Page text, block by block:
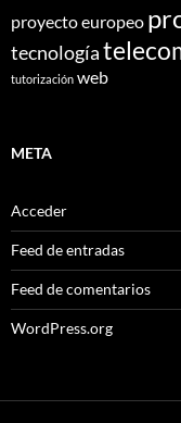
proyecto europeo
tecnología
tutorización web
META
Acceder
Feed de entradas
Feed de comentarios
WordPress.org